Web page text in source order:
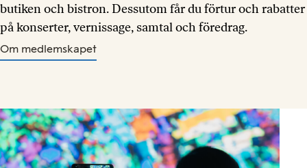
butiken och bistron. Dessutom får du förtur och rabatter
på konserter, vernissage, samtal och föredrag.
Om medlemskapet